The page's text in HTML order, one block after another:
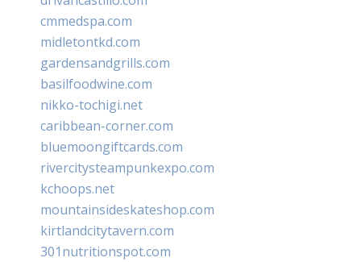
cmmedspa.com
midletontkd.com
gardensandgrills.com
basilfoodwine.com
nikko-tochigi.net
caribbean-corner.com
bluemoongiftcards.com
rivercitysteampunkexpo.com
kchoops.net
mountainsideskateshop.com
kirtlandcitytavern.com
301nutritionspot.com